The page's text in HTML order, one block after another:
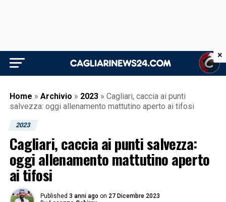
Home » Archivio » 2023 » Cagliari, caccia ai punti
salvezza: oggi allenamento mattutino aperto ai tifosi
2023
Cagliari, caccia ai punti salvezza:
oggi allenamento mattutino aperto
ai tifosi
Published 3 anni ago on 27 Dicembre 2023
×